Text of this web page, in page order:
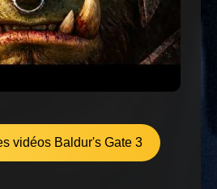
vidéos Baldur's Gate 3